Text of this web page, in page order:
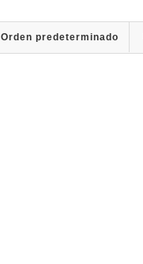
Orden predeterminado